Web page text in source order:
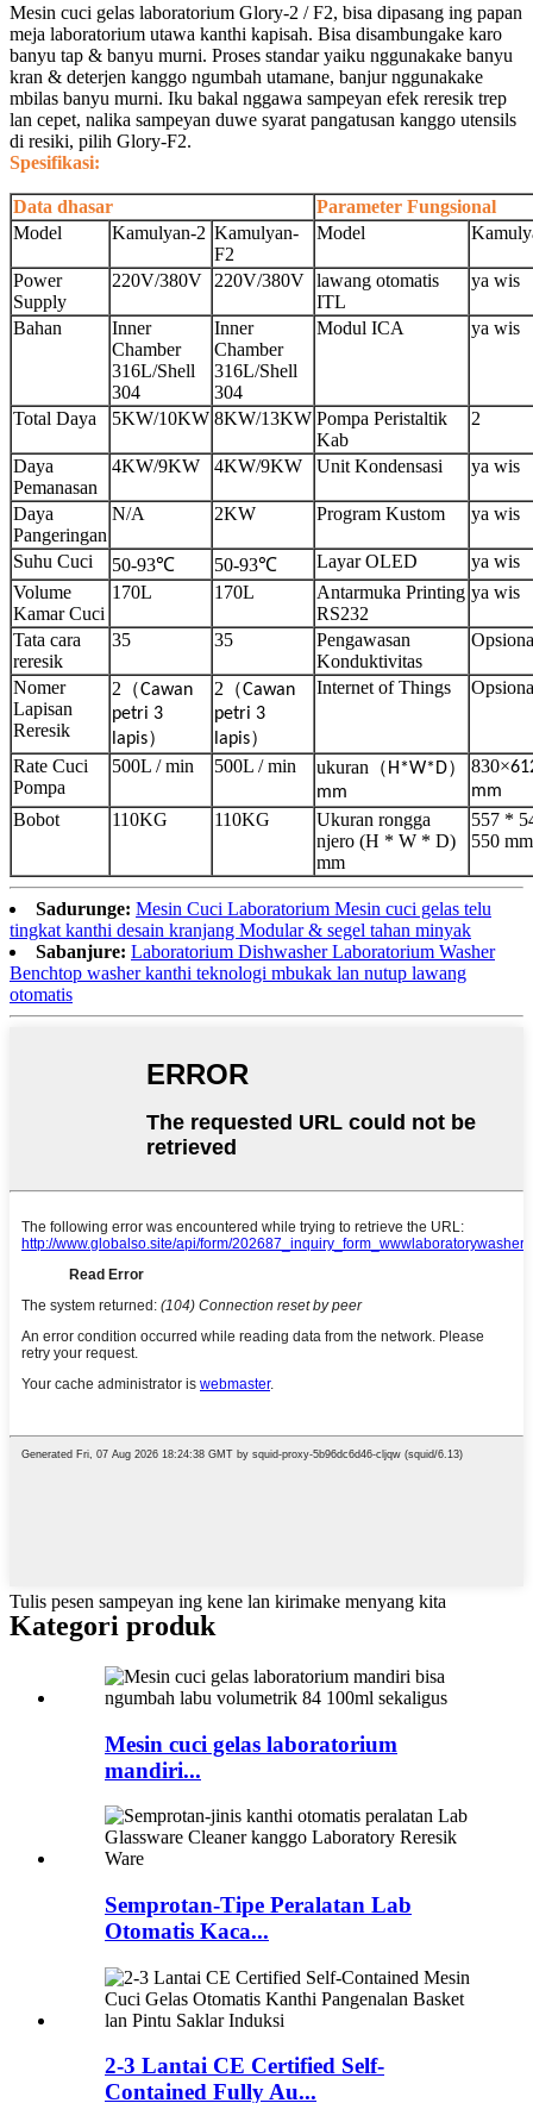
Mesin cuci gelas laboratorium Glory-2 / F2, bisa dipasang ing papan
meja laboratorium utawa kanthi kapisah. Bisa disambungake karo
banyu tap & banyu murni. Proses standar yaiku nggunakake banyu
kran & deterjen kanggo ngumbah utamane, banjur nggunakake
mbilas banyu murni. Iku bakal nggawa sampeyan efek reresik trep
lan cepet, nalika sampeyan duwe syarat pangatusan kanggo utensils
di resiki, pilih Glory-F2.
Spesifikasi:
Data dhasar
Parameter Fungsional
Model
Kamulyan-2 Kamulyan-
F2
Model
Power
Supply
220V/380V 220V/380V lawang otomatis
ITL
ya wis
Bahan
Inner
Chamber
316L/Shell
304
Inner
Chamber
316L/Shell
304
Modul ICA ya wis
Total Daya 5KW/10KW 8KW/13KW Pompa Peristaltik
Kab
2
Daya
Pemanasan
4KW/9KW 4KW/9KW Unit Kondensasi ya wis
Daya
Pangeringan
N/A 2KW Program Kustom ya wis
Suhu Cuci 50-93℃ 50-93℃ Layar OLED
ya wis
Volume
Kamar Cuci
170L 170L
Antarmuka Printing
RS232
ya wis
Tata cara
reresik
35 35
Pengawasan
Konduktivitas
Nomer
Lapisan
Reresik
2 （Cawan
petri 3
lapis）
2 （Cawan
petri 3
lapis）
Internet of Things
Rate Cuci
Pompa
500L / min 500L / min ukuran （ H*W*D）
mm
830×
mm
Bobot 110KG 110KG
Ukuran rongga
njero (H * W * D)
mm
557 *
550 mm
Sadurunge: Mesin Cuci Laboratorium Mesin cuci gelas telu
tingkat kanthi desain kranjang Modular & segel tahan minyak
Sabanjure: Laboratorium Dishwasher Laboratorium Washer
Benchtop washer kanthi teknologi mbukak lan nutup lawang
otomatis
Tulis pesen sampeyan ing kene lan kirimake menyang kita
Kategori produk
Mesin cuci gelas laboratorium
mandiri...
Semprotan-Tipe Peralatan Lab
Otomatis Kaca...
2-3 Lantai CE Certified Self-
Contained Fully Au...